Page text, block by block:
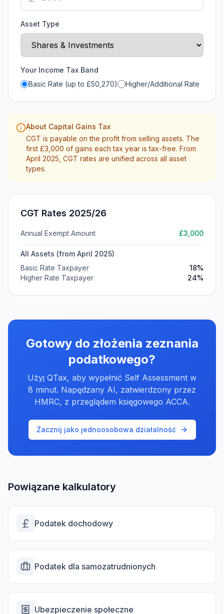
Asset Type
Your Income Tax Band
Basic Rate (up to £50,270) Higher/Additional Rate
About Capital Gains Tax
CGT is payable on the profit from selling assets. The
first £3,000 of gains each tax year is tax-free. From
April 2025, CGT rates are unified across all asset
types.
CGT Rates 2025/26
Annual Exempt Amount £3,000
All Assets (from April 2025)
Basic Rate Taxpayer
18%
Higher Rate Taxpayer
24%
Gotowy do złożenia zeznania
podatkowego?
Użyj QTax, aby wypełnić Self Assessment w
8 minut. Napędzany AI, zatwierdzony przez
HMRC, z przeglądem księgowego ACCA.
Zacznij jako jednoosobowa działalność
Powiązane kalkulatory
Podatek dochodowy
Podatek dla samozatrudnionych
Ubezpieczenie społeczne